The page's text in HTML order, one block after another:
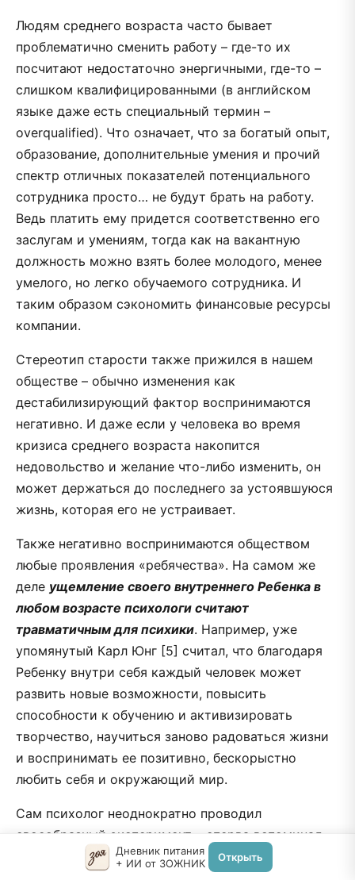
Людям среднего возраста часто бывает
проблематично сменить работу – где-то их
посчитают недостаточно энергичными, где-то –
слишком квалифицированными (в английском
языке даже есть специальный термин –
overqualified). Что означает, что за богатый опыт,
образование, дополнительные умения и прочий
спектр отличных показателей потенциального
сотрудника просто… не будут брать на работу.
Ведь платить ему придется соответственно его
заслугам и умениям, тогда как на вакантную
должность можно взять более молодого, менее
умелого, но легко обучаемого сотрудника. И
таким образом сэкономить финансовые ресурсы
компании.
Стереотип старости также прижился в нашем
обществе – обычно изменения как
дестабилизирующий фактор воспринимаются
негативно. И даже если у человека во время
кризиса среднего возраста накопится
недовольство и желание что-либо изменить, он
может держаться до последнего за устоявшуюся
жизнь, которая его не устраивает.
Также негативно воспринимаются обществом
любые проявления «ребячества». На самом же
деле ущемление своего внутреннего Ребенка в
любом возрасте психологи считают
травматичным для психики. Например, уже
упомянутый Карл Юнг [5] считал, что благодаря
Ребенку внутри себя каждый человек может
развить новые возможности, повысить
способности к обучению и активизировать
творчество, научиться заново радоваться жизни
и воспринимать ее позитивно, бескорыстно
любить себя и окружающий мир.
Сам психолог неоднократно проводил
своеобразный эксперимент – сперва вспоминал,
какие игры приносили ему в детстве наибольшее
Дневник питания
+ ИИ от ЗОЖНИК
Открыть